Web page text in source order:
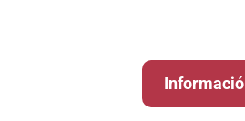
Informació